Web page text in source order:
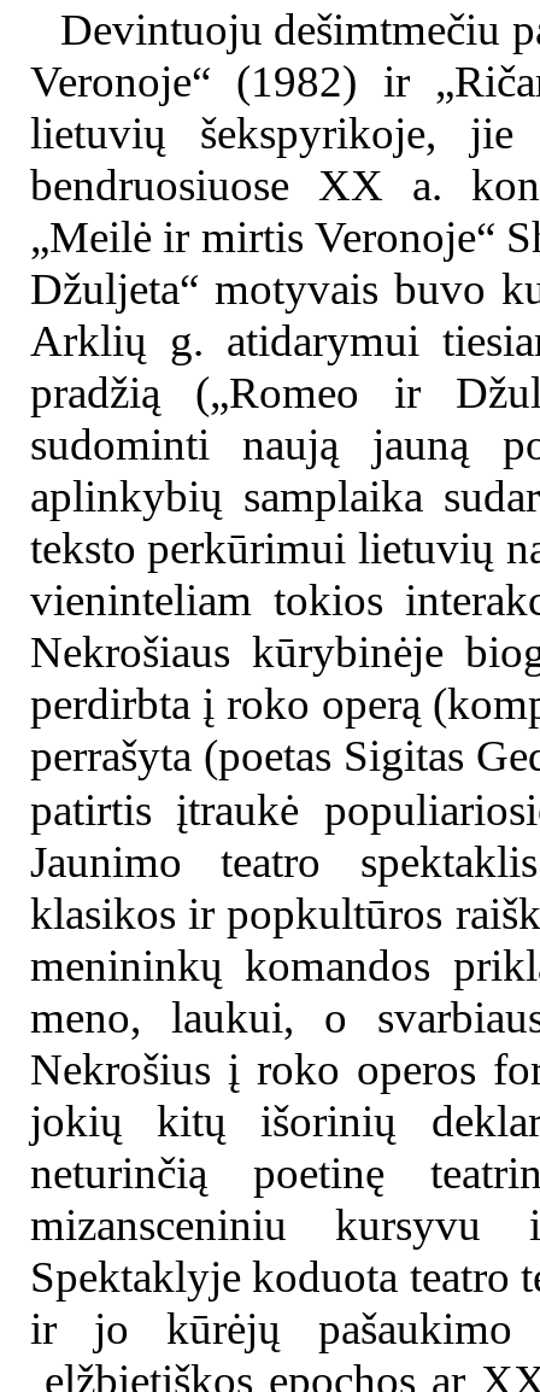
Devintuoju dešimtmečiu
Veronoje“ (1982) ir
lietuvių šekspyrikoje,
bendruosiuose XX a.
„Meilė ir mirtis Veronoje“
Džuljeta“ motyvais buvo
Arklių g. atidarymui
pradžią („Romeo ir
sudominti naują jauną
aplinkybių samplaika
teksto perkūrimui lietuvių
vieninteliam tokios
Nekrošiaus kūrybinėje
perdirbta į roko operą
perrašyta (poetas Sigitas
patirtis įtraukė
Jaunimo teatro
klasikos ir popkultūros
menininkų komandos
meno, laukui, o
Nekrošius į roko operos
jokių kitų išorinių
neturinčią poetinę
mizansceniniu kursyvu
Spektaklyje koduota teatro
ir jo kūrėjų
elžbietiškos epochos ar